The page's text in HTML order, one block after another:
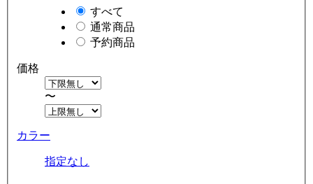
すべて
通常商品
予約商品
価格
〜
カラー
指定なし